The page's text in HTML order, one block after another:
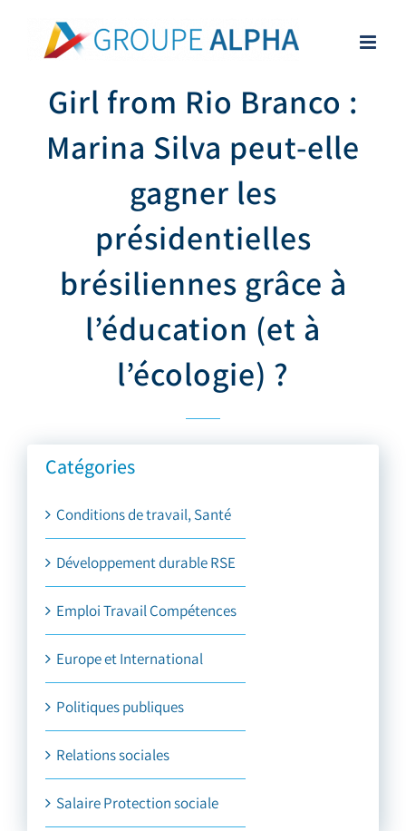
Girl from Rio Branco :
Marina Silva peut-elle
gagner les
présidentielles
brésiliennes grâce à
l’éducation (et à
l’écologie) ?
Catégories
Conditions de travail, Santé
Développement durable RSE
Emploi Travail Compétences
Europe et International
Politiques publiques
Relations sociales
Salaire Protection sociale